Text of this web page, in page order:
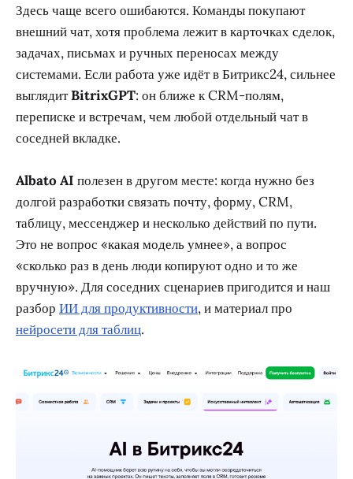
Здесь чаще всего ошибаются. Команды покупают
внешний чат, хотя проблема лежит в карточках сделок,
задачах, письмах и ручных переносах между
системами. Если работа уже идёт в Битрикс24, сильнее
выглядитBitrixGPT: он ближе к CRM-полям,
переписке и встречам, чем любой отдельный чат в
соседней вкладке.
Albato AI полезен в другом месте: когда нужно без
долгой разработки связать почту, форму, CRM,
таблицу, мессенджер и несколько действий по пути.
Это не вопрос «какая модель умнее», а вопрос
«сколько раз в день люди копируют одно и то же
вручную». Для соседних сценариев пригодится и наш
разбор ИИ для продуктивности, и материал про
нейросети для таблиц.